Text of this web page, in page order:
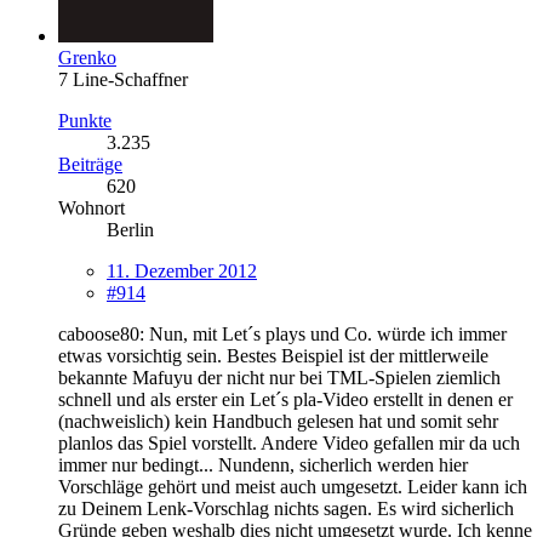
Grenko
7 Line-Schaffner
Punkte
3.235
Beiträge
620
Wohnort
Berlin
11. Dezember 2012
#914
caboose80: Nun, mit Let´s plays und Co. würde ich immer
etwas vorsichtig sein. Bestes Beispiel ist der mittlerweile
bekannte Mafuyu der nicht nur bei TML-Spielen ziemlich
schnell und als erster ein Let´s pla-Video erstellt in denen er
(nachweislich) kein Handbuch gelesen hat und somit sehr
planlos das Spiel vorstellt. Andere Video gefallen mir da uch
immer nur bedingt... Nundenn, sicherlich werden hier
Vorschläge gehört und meist auch umgesetzt. Leider kann ich
zu Deinem Lenk-Vorschlag nichts sagen. Es wird sicherlich
Gründe geben weshalb dies nicht umgesetzt wurde. Ich kenne